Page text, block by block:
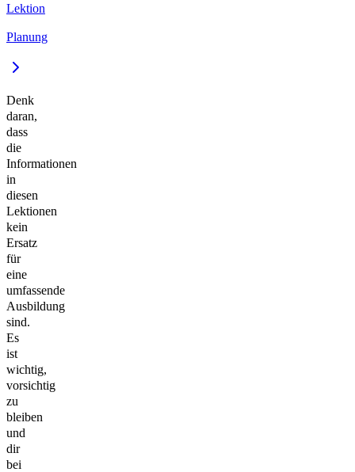
Lektion
Planung
Denk
daran,
dass
die
Informationen
in
diesen
Lektionen
kein
Ersatz
für
eine
umfassende
Ausbildung
sind.
Es
ist
wichtig,
vorsichtig
zu
bleiben
und
dir
bei